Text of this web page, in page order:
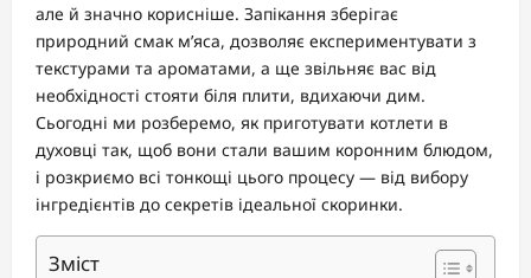
але й значно корисніше. Запікання зберігає
природний смак м’яса, дозволяє експериментувати з
текстурами та ароматами, а ще звільняє вас від
необхідності стояти біля плити, вдихаючи дим.
Сьогодні ми розберемо, як приготувати котлети в
духовці так, щоб вони стали вашим коронним блюдом,
і розкриємо всі тонкощі цього процесу — від вибору
інгредієнтів до секретів ідеальної скоринки.
Зміст